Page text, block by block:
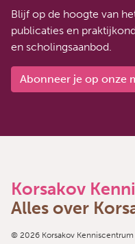
Blijf op de hoogte van
publicaties en
en scholingsaanbod.
Abonneer je op onze
Korsakov
Alles over
Copyright
© 2026 Korsakov Kenniscentrum